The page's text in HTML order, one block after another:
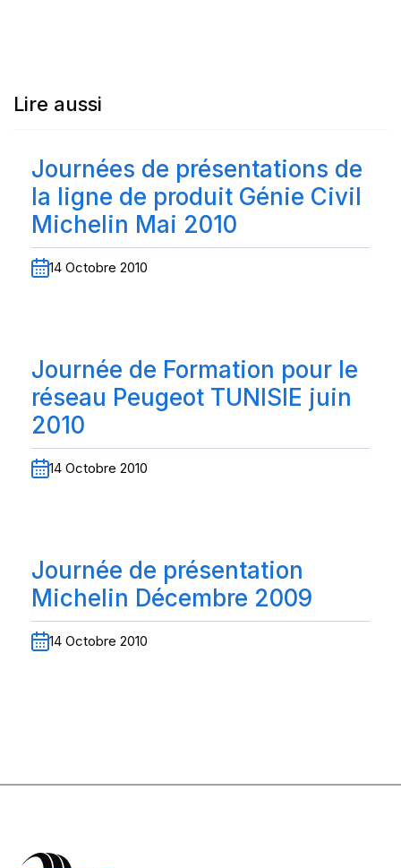
Lire aussi
Journées de présentations de
la ligne de produit Génie Civil
Michelin Mai 2010
14 Octobre 2010
Journée de Formation pour le
réseau Peugeot TUNISIE juin
2010
14 Octobre 2010
Journée de présentation
Michelin Décembre 2009
14 Octobre 2010